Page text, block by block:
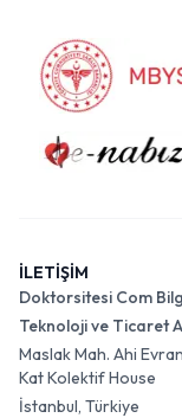
İLETİŞİM
Doktorsitesi Com
Teknoloji ve Ticaret
Maslak Mah. Ahi
Kat Kolektif House
İstanbul, Türkiye